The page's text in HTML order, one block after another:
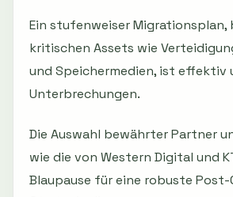
Ein stufenweiser Migrationsplan,
kritischen Assets wie
und Speichermedien, ist effektiv
Unterbrechungen.
Die Auswahl bewährter Partner
wie die von Western Digital und
Blaupause für eine robuste